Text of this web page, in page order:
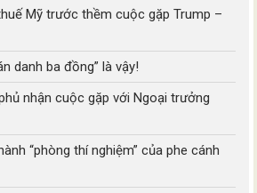
Mỹ trước thềm cuộc gặp Trump –
danh ba đồng” là vậy!
nhận cuộc gặp với Ngoại trưởng
“phòng thí nghiệm” của phe cánh